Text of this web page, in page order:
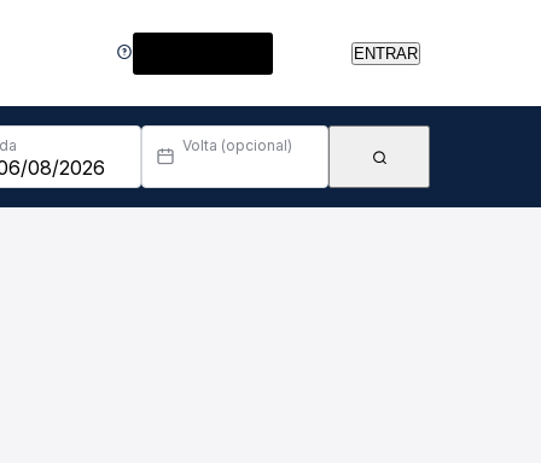
ENTRAR
Volta (opcional)